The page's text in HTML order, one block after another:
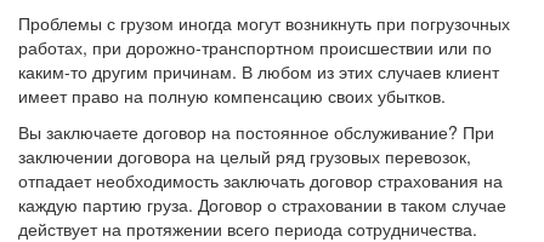
Проблемы с грузом иногда могут возникнуть при погрузочных
работах, при дорожно-транспортном происшествии или по
каким-то другим причинам. В любом из этих случаев клиент
имеет право на полную компенсацию своих убытков.
Вы заключаете договор на постоянное обслуживание? При
заключении договора на целый ряд грузовых перевозок,
отпадает необходимость заключать договор страхования на
каждую партию груза. Договор о страховании в таком случае
действует на протяжении всего периода сотрудничества.